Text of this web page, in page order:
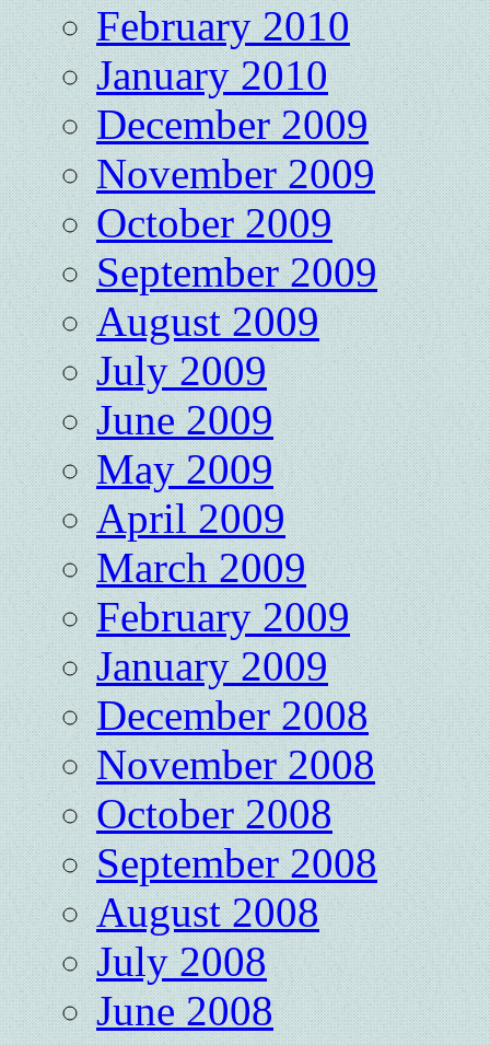
February 2010
January 2010
December 2009
November 2009
October 2009
September 2009
August 2009
July 2009
June 2009
May 2009
April 2009
March 2009
February 2009
January 2009
December 2008
November 2008
October 2008
September 2008
August 2008
July 2008
June 2008